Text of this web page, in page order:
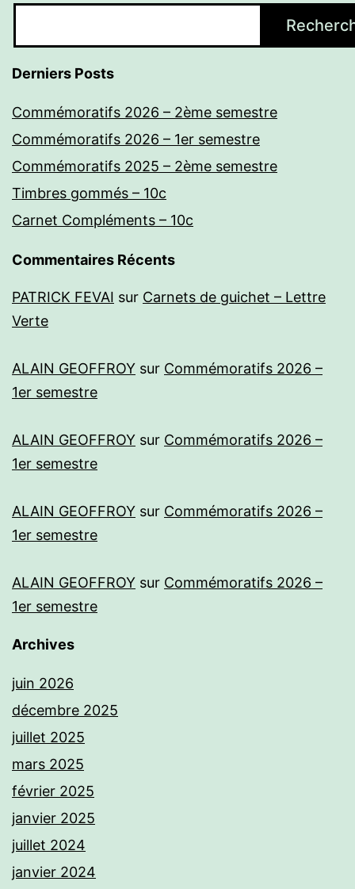
Derniers Posts
Commémoratifs 2026 – 2ème semestre
Commémoratifs 2026 – 1er semestre
Commémoratifs 2025 – 2ème semestre
Timbres gommés – 10c
Carnet Compléments – 10c
Commentaires Récents
PATRICK FEVAI sur Carnets de guichet – Lettre
Verte
ALAIN GEOFFROY sur Commémoratifs 2026 –
1er semestre
ALAIN GEOFFROY sur Commémoratifs 2026 –
1er semestre
ALAIN GEOFFROY sur Commémoratifs 2026 –
1er semestre
ALAIN GEOFFROY sur Commémoratifs 2026 –
1er semestre
Archives
juin 2026
décembre 2025
juillet 2025
mars 2025
février 2025
janvier 2025
juillet 2024
janvier 2024